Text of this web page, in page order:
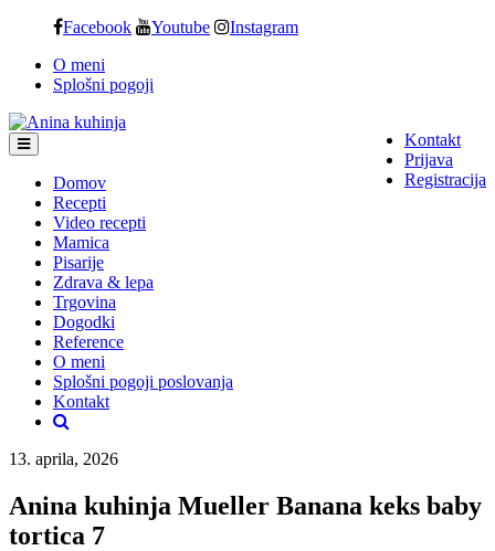
content
Facebook Youtube Instagram
O meni
Splošni pogoji
Kontakt
Prijava
Registracija
Domov
Recepti
Video recepti
Mamica
Pisarije
Zdrava & lepa
Trgovina
Dogodki
Reference
O meni
Splošni pogoji poslovanja
Kontakt
13. aprila, 2026
Anina kuhinja Mueller Banana keks baby
tortica 7